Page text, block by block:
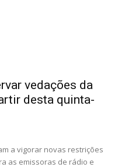
vedações da
desta quinta-
a vigorar novas restrições
as emissoras de rádio e